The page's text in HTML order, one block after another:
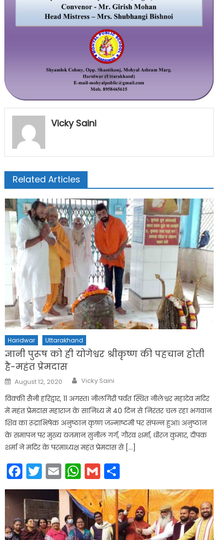
Vicky Saini
Related Articles
Haridwar Uttarakhand
ज्ञानी पुरूष को ही योगेश्वर श्रीकृष्ण की पहचान होती
है-महंत प्रेमदास
Posted
on
August 12, 2020 Author
Vicky Saini
विक्की सैनी हरिद्वार, 11 अगस्त। नीलगिरी पर्वत स्थित नीलेश्वर महादेव मंदिर
में महंत प्रेमदास महाराज के सानिध्य में 40 दिन से निरंतर चल रहा भगवान
शिव का रूद्राभिषेक अनुष्ठान कृष्ण जन्माष्टमी पर संपन्न हुआ। अनुष्ठान
के समापन पर मुख्य यजमान सुनील गर्ग, गौरव शर्मा, धीरज कुमार, दीपक
शर्मा ने मंदिर के परमाध्यक्ष महंत प्रेमदास से […]
Facebook
Twitter
EmailWhatsApp
Gmail